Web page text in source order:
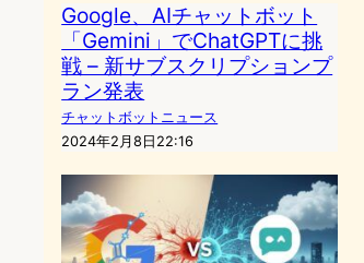
Google、AIチャットボット
「Gemini」でChatGPTに挑
戦 – 新サブスクリプションプ
ラン発表
チャットボットニュース
2024年2月8日22:16